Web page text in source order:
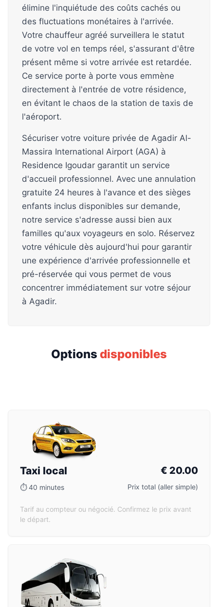
élimine l'inquiétude des coûts cachés ou
des fluctuations monétaires à l'arrivée.
Votre chauffeur agréé surveillera le statut
de votre vol en temps réel, s'assurant d'être
présent même si votre arrivée est retardée.
Ce service porte à porte vous emmène
directement à l'entrée de votre résidence,
en évitant le chaos de la station de taxis de
l'aéroport.
Sécuriser votre voiture privée de Agadir Al-
Massira International Airport (AGA) à
Residence Igoudar garantit un service
d'accueil professionnel. Avec une annulation
gratuite 24 heures à l'avance et des sièges
enfants inclus disponibles sur demande,
notre service s'adresse aussi bien aux
familles qu'aux voyageurs en solo. Réservez
votre véhicule dès aujourd'hui pour garantir
une expérience d'arrivée professionnelle et
pré-réservée qui vous permet de vous
concentrer immédiatement sur votre séjour
à Agadir.
Options disponibles
Taxi local
⏱40 minutes
€ 20.00
Prix total (aller simple)
Tarif au compteur ou négocié. Confirmez le prix avant
le départ.